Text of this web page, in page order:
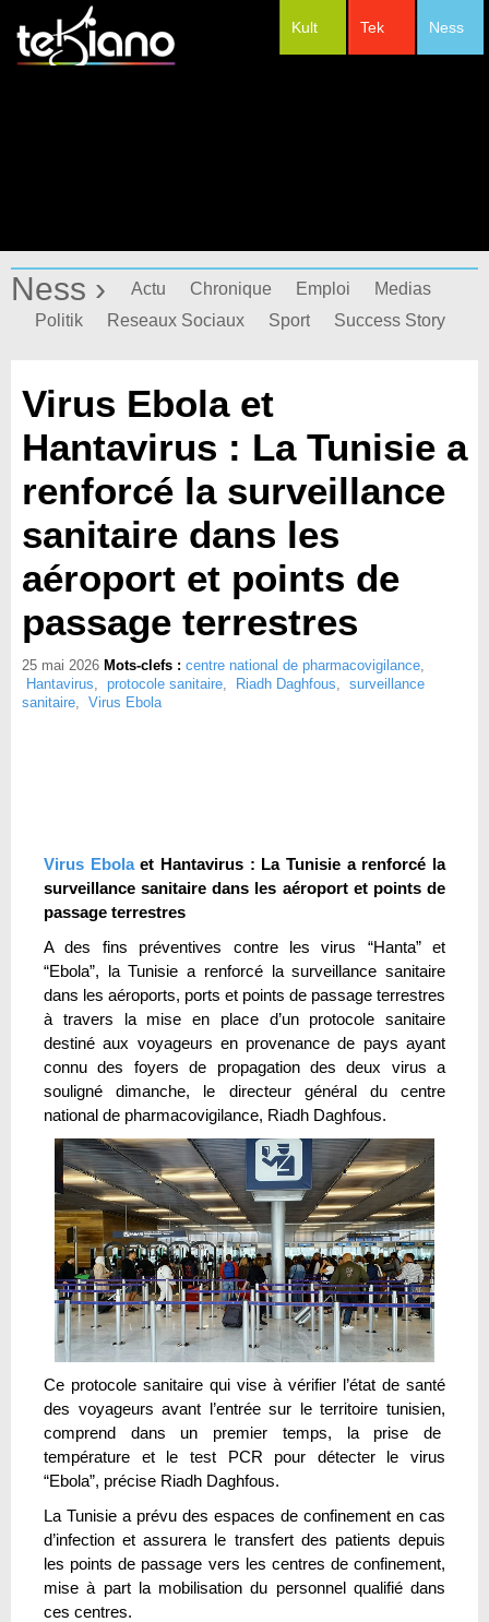
Ness
Tek
Kult
Ness › Actu Chronique Emploi
Medias
Politik
Reseaux Sociaux Sport Success Story
Virus Ebola et
Hantavirus : La Tunisie a
renforcé la surveillance
sanitaire dans les
aéroport et points de
passage terrestres
25 mai 2026 Mots-clefs : centre national de pharmacovigilance,
Hantavirus, protocole sanitaire, Riadh Daghfous, surveillance
sanitaire, Virus Ebola
Virus Ebolaet Hantavirus : La Tunisie a renforcé la
surveillance sanitaire dans les aéroport et points de
passage terrestres
A des fins préventives contre les virus “Hanta” et
“Ebola”, la Tunisie a renforcé la surveillance sanitaire
dans les aéroports, ports et points de passage terrestres
à travers la mise en place d’un protocole sanitaire
destiné aux voyageurs en provenance de pays ayant
connu des foyers de propagation des deux virus a
souligné dimanche, le directeur général du centre
national de pharmacovigilance, Riadh Daghfous.
Ce protocole sanitaire qui vise à vérifier l’état de santé
des voyageurs avant l’entrée sur le territoire tunisien,
comprend dans un premier temps, la prise de
température et le test PCR pour détecter le virus
“Ebola”, précise Riadh Daghfous.
La Tunisie a prévu des espaces de confinement en cas
d’infection et assurera le transfert des patients depuis
les points de passage vers les centres de confinement,
mise à part la mobilisation du personnel qualifié dans
ces centres.